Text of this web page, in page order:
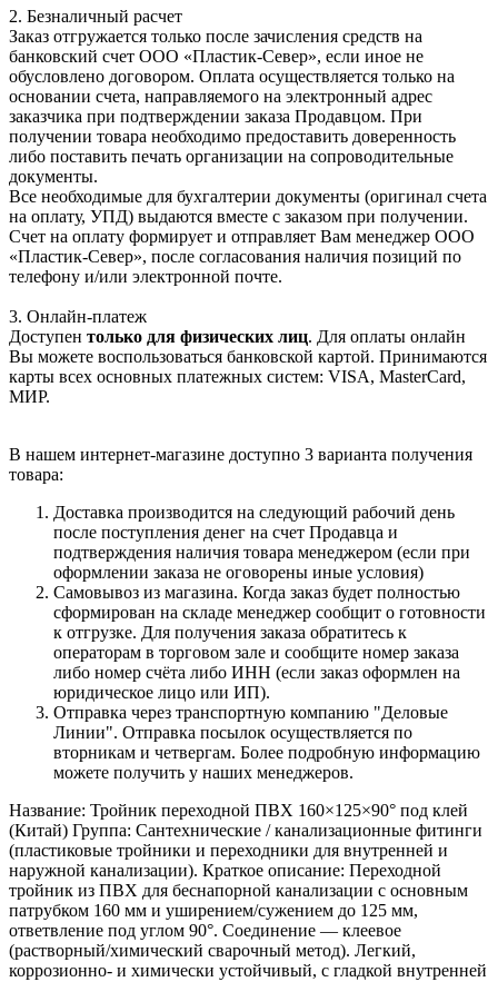
2. Безналичный расчет
Заказ отгружается только после зачисления средств на
банковский счет ООО «Пластик-Север», если иное не
обусловлено договором. Оплата осуществляется только на
основании счета, направляемого на электронный адрес
заказчика при подтверждении заказа Продавцом. При
получении товара необходимо предоставить доверенность
либо поставить печать организации на сопроводительные
документы.
Все необходимые для бухгалтерии документы (оригинал счета
на оплату, УПД) выдаются вместе с заказом при получении.
Счет на оплату формирует и отправляет Вам менеджер ООО
«Пластик-Север», после согласования наличия позиций по
телефону и/или электронной почте.
3. Онлайн-платеж
Доступен только для физических лиц. Для оплаты онлайн
Вы можете воспользоваться банковской картой. Принимаются
карты всех основных платежных систем: VISA, MasterCard,
МИР.
В нашем интернет-магазине доступно 3 варианта получения
товара:
Доставка производится на следующий рабочий день
после поступления денег на счет Продавца и
подтверждения наличия товара менеджером (если при
оформлении заказа не оговорены иные условия)
Самовывоз из магазина. Когда заказ будет полностью
сформирован на складе менеджер сообщит о готовности
к отгрузке. Для получения заказа обратитесь к
операторам в торговом зале и сообщите номер заказа
либо номер счёта либо ИНН (если заказ оформлен на
юридическое лицо или ИП).
Отправка через транспортную компанию "Деловые
Линии". Отправка посылок осуществляется по
вторникам и четвергам. Более подробную информацию
можете получить у наших менеджеров.
Название: Тройник переходной ПВХ 160×125×90° под клей
(Китай) Группа: Сантехнические / канализационные фитинги
(пластиковые тройники и переходники для внутренней и
наружной канализации). Краткое описание: Переходной
тройник из ПВХ для беснапорной канализации с основным
патрубком 160 мм и уширением/сужением до 125 мм,
ответвление под углом 90°. Соединение — клеевое
(растворный/химический сварочный метод). Легкий,
коррозионно- и химически устойчивый, с гладкой внутренней